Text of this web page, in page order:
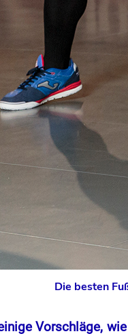
Die besten
Vorschläge,